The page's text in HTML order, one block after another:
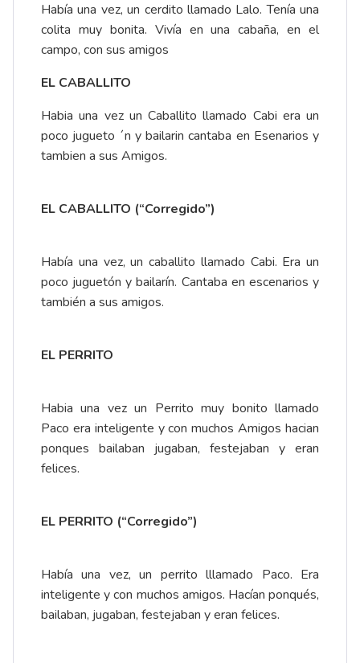
Había una vez, un cerdito llamado Lalo. Tenía una
colita muy bonita. Vivía en una cabaña, en el
campo, con sus amigos
EL CABALLITO
Habia una vez un Caballito llamado Cabi era un
poco jugueto ´n y bailarin cantaba en Esenarios y
tambien a sus Amigos.
EL CABALLITO (“Corregido”)
Había una vez, un caballito llamado Cabi. Era un
poco juguetón y bailarín. Cantaba en escenarios y
también a sus amigos.
EL PERRITO
Habia una vez un Perrito muy bonito llamado
Paco era inteligente y con muchos Amigos hacian
ponques bailaban jugaban, festejaban y eran
felices.
EL PERRITO (“Corregido”)
Había una vez, un perrito lllamado Paco. Era
inteligente y con muchos amigos. Hacían ponqués,
bailaban, jugaban, festejaban y eran felices.